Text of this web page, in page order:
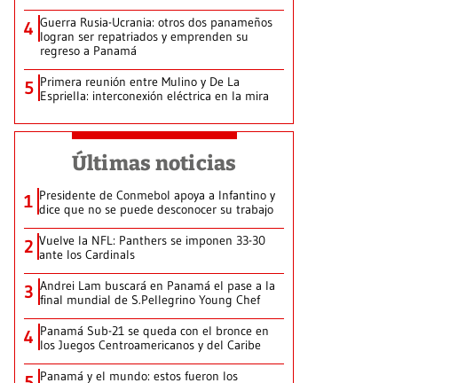
4 Guerra Rusia-Ucrania: otros dos panameños
logran ser repatriados y emprenden su
regreso a Panamá
5 Primera reunión entre Mulino y De La
Espriella: interconexión eléctrica en la mira
Últimas noticias
1 Presidente de Conmebol apoya a Infantino y
dice que no se puede desconocer su trabajo
2 Vuelve la NFL: Panthers se imponen 33-30
ante los Cardinals
3 Andrei Lam buscará en Panamá el pase a la
final mundial de S.Pellegrino Young Chef
4 Panamá Sub-21 se queda con el bronce en
los Juegos Centroamericanos y del Caribe
Panamá y el mundo: estos fueron los